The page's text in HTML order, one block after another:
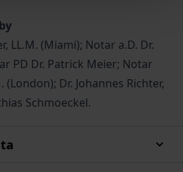
LL.M. (Miami); Notar a.D. Dr.
PD Dr. Patrick Meier; Notar
(London); Dr. Johannes Richter,
Schmoeckel.